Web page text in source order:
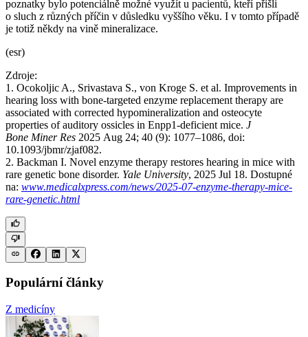
poznatky bylo potenciálně možné využít u pacientů, kteří přišli
o sluch z různých příčin v důsledku vyššího věku. I v tomto případě
je totiž někdy na vině mineralizace.
(esr)
Zdroje:
1. Ocokoljic A., Srivastava S., von Kroge S. et al. Improvements in
hearing loss with bone-targeted enzyme replacement therapy are
associated with corrected hypomineralization and osteocyte
properties of auditory ossicles in Enpp1-deficient mice. J
Bone Miner Res 2025 Aug 24; 40 (9): 1077–1086, doi:
10.1093/jbmr/zjaf082.
2. Backman I. Novel enzyme therapy restores hearing in mice with
rare genetic bone disorder. Yale University, 2025 Jul 18. Dostupné
na: www.medicalxpress.com/news/2025-07-enzyme-therapy-mice-
rare-genetic.html
Populární články
Z medicíny